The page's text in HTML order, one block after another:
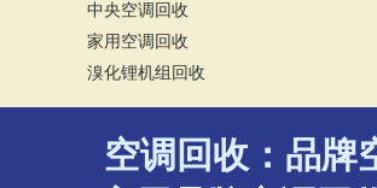
中央空调回收
家用空调回收
溴化锂机组回收
空调回收：品牌